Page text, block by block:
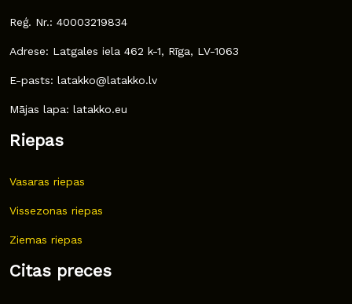
Reģ. Nr.: 40003219834
Adrese: Latgales iela 462 k-1, Rīga, LV-1063
E-pasts: latakko@latakko.lv
Mājas lapa: latakko.eu
Riepas
Vasaras riepas
Vissezonas riepas
Ziemas riepas
Citas preces